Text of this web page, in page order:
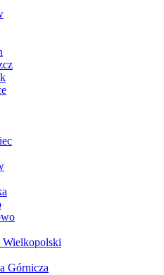
Górnicza